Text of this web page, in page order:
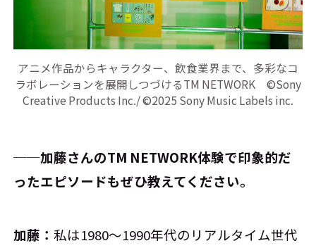
アニメ作品からキャラクター、飲食業界まで、多彩なコ
ラボレーションを展開しつづけるTM NETWORK ©Sony
Creative Products Inc./ ©2025 Sony Music Labels inc.
──加藤さんのTM NETWORK体験で印象的だ
ったエピソードもぜひ教えてください。
加藤： 私は1980～1990年代のリアルタイム世代